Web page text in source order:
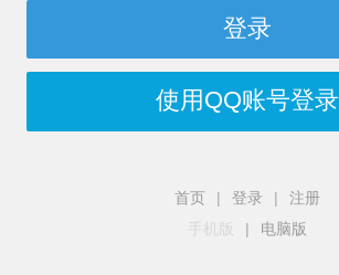
登录
使用QQ账号登录
首页 | 登录 |
注册
手机版
| 电脑版